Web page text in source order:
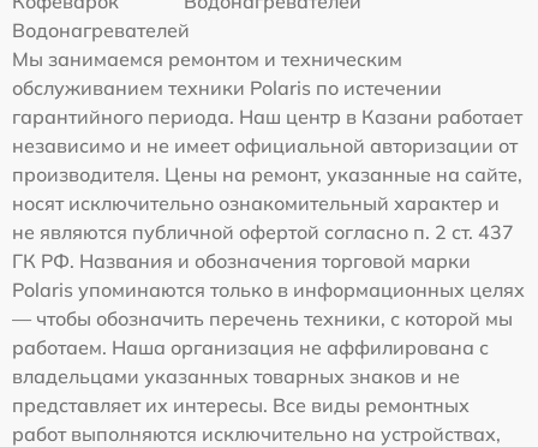
Водонагревателей
Мы занимаемся ремонтом и техническим
обслуживанием техники Polaris по истечении
гарантийного периода. Наш центр в Казани работает
независимо и не имеет официальной авторизации от
производителя. Цены на ремонт, указанные на сайте,
носят исключительно ознакомительный характер и
не являются публичной офертой согласно п. 2 ст. 437
ГК РФ. Названия и обозначения торговой марки
Polaris упоминаются только в информационных целях
— чтобы обозначить перечень техники, с которой мы
работаем. Наша организация не аффилирована с
владельцами указанных товарных знаков и не
представляет их интересы. Все виды ремонтных
работ выполняются исключительно на устройствах,